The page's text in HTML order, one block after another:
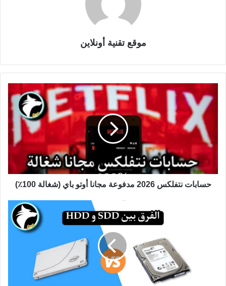
موقع تقنية أونلاين
حسابات نتفلكس 2026 مدفوعة مجانا أوتو باي (شغالة 100٪)